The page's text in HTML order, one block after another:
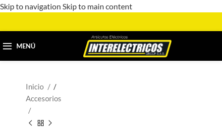
Skip to navigation Skip to main content
MENÚ
Inicio
/
Accesorios